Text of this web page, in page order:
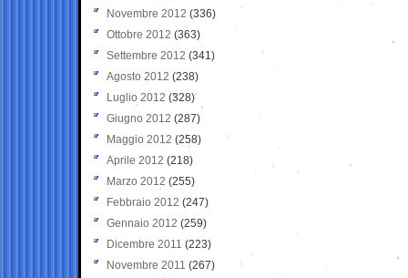
Novembre 2012 (336)
Ottobre 2012 (363)
Settembre 2012 (341)
Agosto 2012 (238)
Luglio 2012 (328)
Giugno 2012 (287)
Maggio 2012 (258)
Aprile 2012 (218)
Marzo 2012 (255)
Febbraio 2012 (247)
Gennaio 2012 (259)
Dicembre 2011 (223)
Novembre 2011 (267)